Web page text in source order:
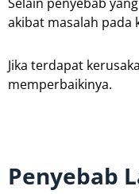
akibat masalah pada
Jika terdapat
memperbaikinya.
Penyebab